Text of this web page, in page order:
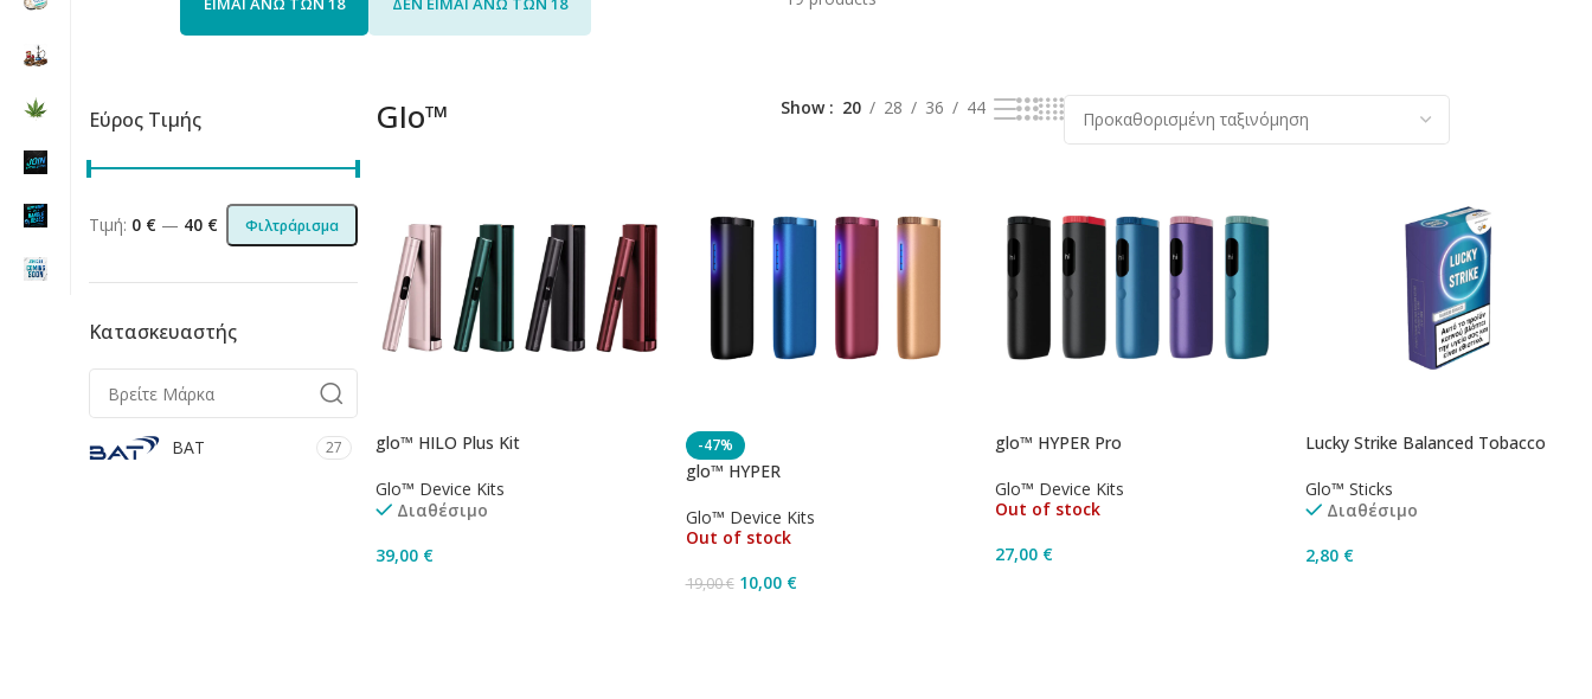
Εύρος Τιμής
Φιλτράρισμα
Τιμή: 0 € — 40 €
Κατασκευαστής
BAT 27
Glo™ Show 20 28 36 44
glo™ HILO Plus Kit
Glo™ Device Kits
Διαθέσιμο
39,00 €
-47%
glo™ HYPER
Glo™ Device Kits
Out of stock
19,00€ 10,00 €
glo™ HYPER Pro
Glo™ Device Kits
Out of stock
27,00 €
Lucky Strike Balanced Tobacco
Glo™ Sticks
Διαθέσιμο
2,80 €